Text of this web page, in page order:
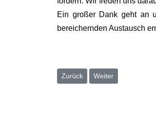
Ein großer Dank geht an
bereichernden Austausch
Vorheriger Beitrag: (WN) Mut
Zurück Nächster Beitrag:
Weiter